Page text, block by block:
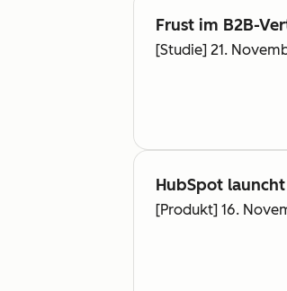
Frust im B2B-
[Studie] 21.
HubSpot
[Produkt] 16.